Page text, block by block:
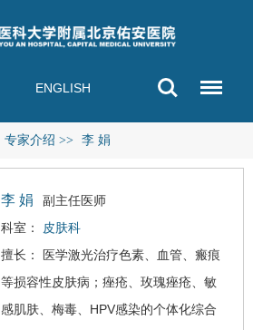
ENGLISH
专家介绍 >> 李 娟
李 娟
副主任医师
科室：
皮肤科
擅长： 医学激光治疗色素、血管、瘢痕
等损容性皮肤病；痤疮、玫瑰痤疮、敏
感肌肤、 梅毒 、HPV感染的个体化综合